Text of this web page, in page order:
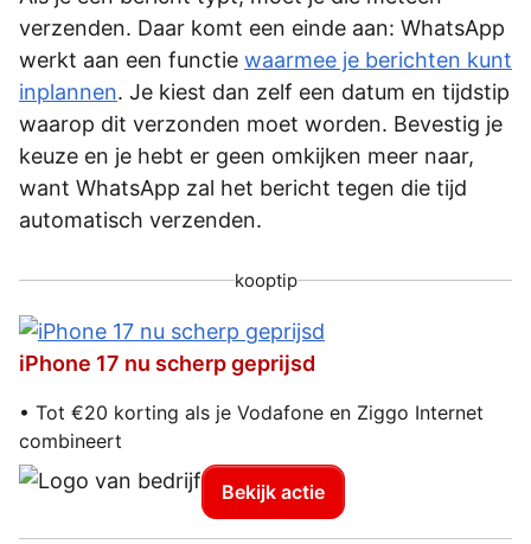
verzenden. Daar komt een einde aan: WhatsApp
werkt aan een functie waarmee je berichten kunt
inplannen. Je kiest dan zelf een datum en tijdstip
waarop dit verzonden moet worden. Bevestig je
keuze en je hebt er geen omkijken meer naar,
want WhatsApp zal het bericht tegen die tijd
automatisch verzenden.
kooptip
iPhone 17 nu scherp geprijsd
• Tot €20 korting als je Vodafone en Ziggo Internet
combineert
Bekijk actie